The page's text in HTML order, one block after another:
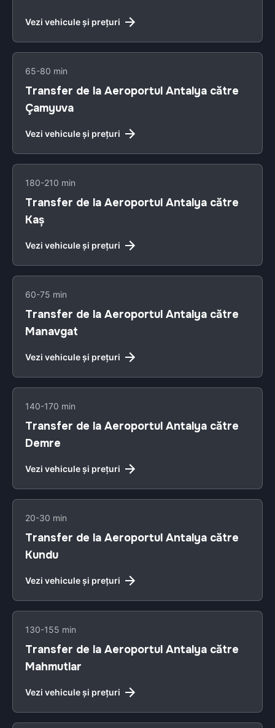
Vezi vehicule și prețuri
65-80 min
Transfer de la Aeroportul Antalya către
Çamyuva
Vezi vehicule și prețuri
180-210 min
Transfer de la Aeroportul Antalya către
Kaş
Vezi vehicule și prețuri
60-75 min
Transfer de la Aeroportul Antalya către
Manavgat
Vezi vehicule și prețuri
140-170 min
Transfer de la Aeroportul Antalya către
Demre
Vezi vehicule și prețuri
20-30 min
Transfer de la Aeroportul Antalya către
Kundu
Vezi vehicule și prețuri
130-155 min
Transfer de la Aeroportul Antalya către
Mahmutlar
Vezi vehicule și prețuri